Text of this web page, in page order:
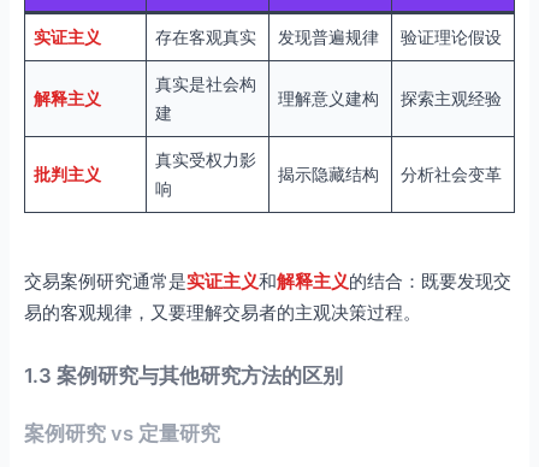
实证主义 存在客观真实 发现普遍规律 验证理论假设
解释主义
真实是社会构
建
理解意义建构 探索主观经验
批判主义
真实受权力影
响
揭示隐藏结构 分析社会变革
交易案例研究通常是实证主义和解释主义的结合：既要发现交
易的客观规律，又要理解交易者的主观决策过程。
1.3 案例研究与其他研究方法的区别
案例研究 vs 定量研究